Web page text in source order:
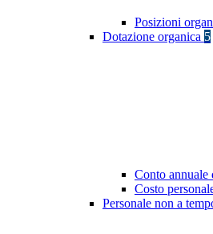
Posizioni
Dotazione organica 5
Conto annuale
Costo
Personale non a